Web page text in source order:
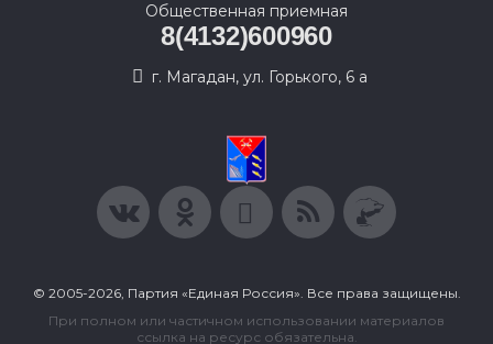
Общественная приемная
8(4132)600960
г. Магадан, ул. Горького, 6 а
© 2005-2026, Партия «Единая Россия». Все права защищены.
При полном или частичном использовании материалов
ссылка на ресурс обязательна.